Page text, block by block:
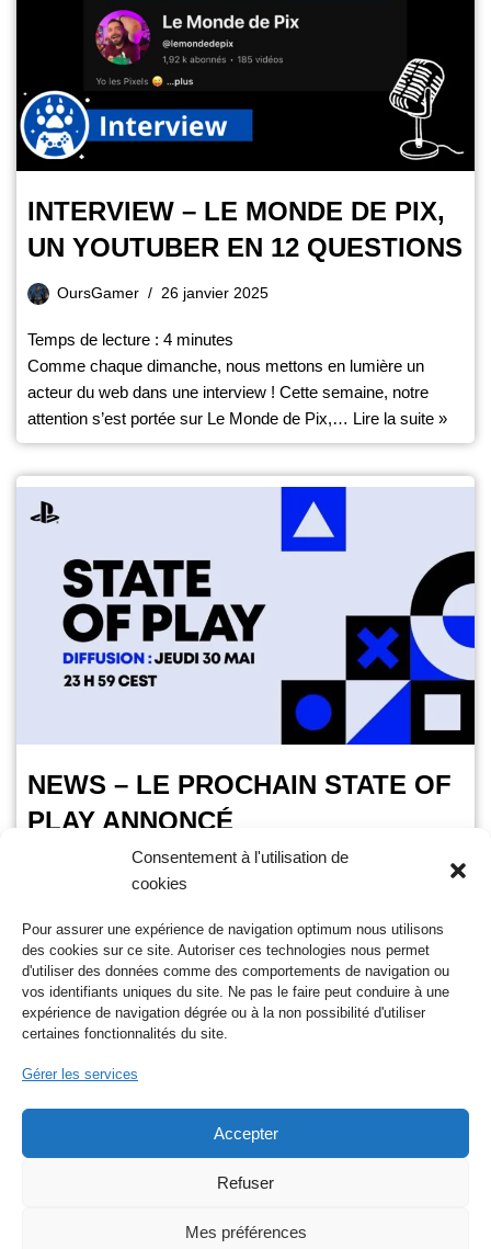
Consentement à l'utilisation de
cookies
Pour assurer une expérience de navigation optimum nous utilisons
des cookies sur ce site. Autoriser ces technologies nous permet
d'utiliser des données comme des comportements de navigation ou
vos identifiants uniques du site. Ne pas le faire peut conduire à une
expérience de navigation dégrée ou à la non possibilité d'utiliser
certaines fonctionnalités du site.
Gérer les services
Accepter
Refuser
Mes préférences
INTERVIEW – LE MONDE DE PIX,
UN YOUTUBER EN 12 QUESTIONS
OursGamer 26 janvier 2025
Temps de lecture : 4 minutes
Comme chaque dimanche, nous mettons en lumière un
acteur du web dans une interview ! Cette semaine, notre
attention s’est portée sur Le Monde de Pix,… Lire la suite »
NEWS – LE PROCHAIN STATE OF
PLAY ANNONCÉ
OursGamer 29 mai 2024
C’est officiel ! Le prochain state of play a été annoncé par
Sony. Il aura lieu demain, jeudi 30 mai 2024 à 23h59. Au
programme…Lire la suite »
Nos réseaux sociaux